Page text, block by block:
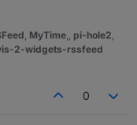
, MyTime,, pi-hole2,
2-widgets-rssfeed
0